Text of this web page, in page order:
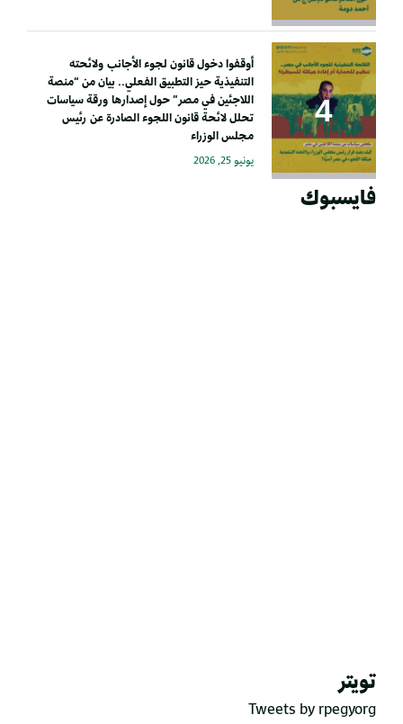
أوقفوا دخول قانون لجوء الأجانب ولائحته
التنفيذية حيز التطبيق الفعلي.. بيان من “منصة
اللاجئين في مصر” حول إصدارها ورقة سياسات
تحلل لائحة قانون اللجوء الصادرة عن رئيس
مجلس الوزراء
يونيو 25, 2026
فايسبوك
تويتر
Tweets by rpegyorg